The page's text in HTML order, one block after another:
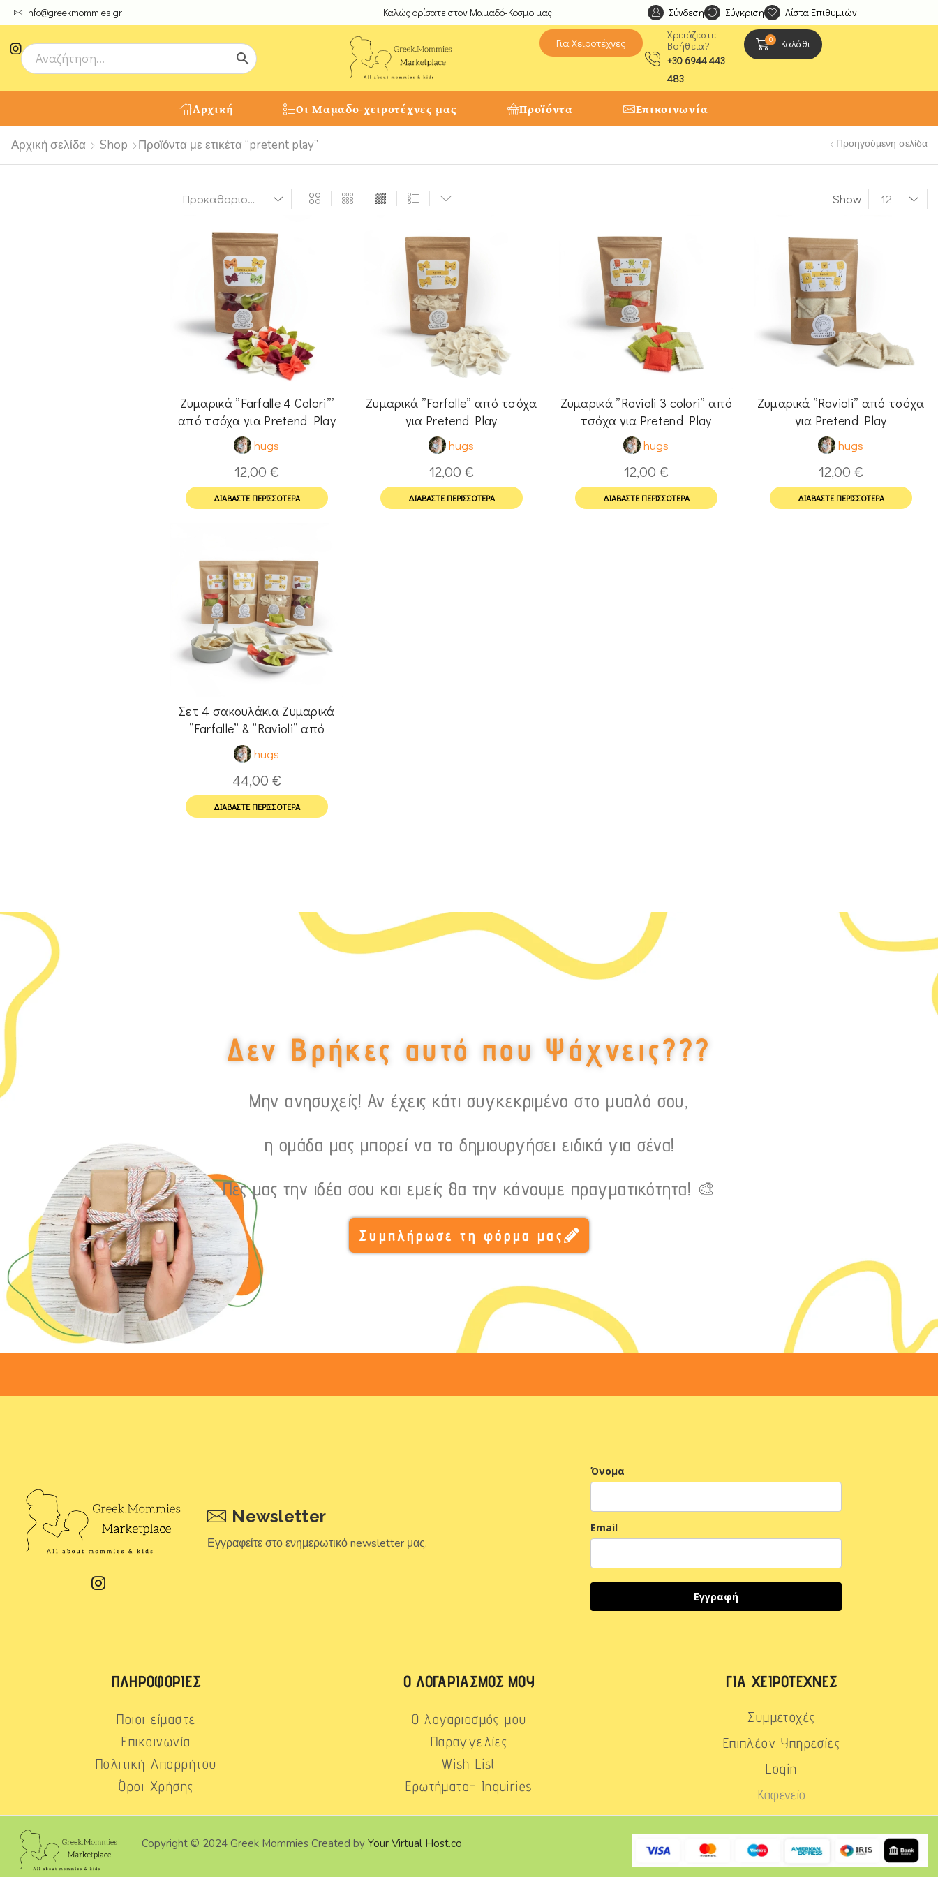
info@greekmommies.gr
μοναδικές δημιουργίες από τους Χειροτέχνες μας! Καλώς ορίσατε στον Μαμαδό-Κοσμο μας! Ανακαλύψτε μοναδικές δημιουργίες από τους
Σύνδεση Σύγκριση Λίστα Επιθυμιών
Για Χειροτέχνες
Χρειάζεστε
Βοήθεια?
+30 6944 443
483
0 Καλάθι
Αρχική Οι Μαμαδο-χειροτέχνες μας Προϊόντα Επικοινωνία
Αρχική σελίδα Shop Προϊόντα με ετικέτα “pretent play” Προηγούμενη σελίδα
Show
Ζυμαρικά ”Farfalle 4 Colori”’
από τσόχα για Pretend Play
hugs
12,00 €
ΔΙΑΒΆΣΤΕ ΠΕΡΙΣΣΌΤΕΡΑ
Ζυμαρικά ”Farfalle” από τσόχα
για Pretend Play
hugs
12,00 €
ΔΙΑΒΆΣΤΕ ΠΕΡΙΣΣΌΤΕΡΑ
Ζυμαρικά ”Ravioli 3 colori” από
τσόχα για Pretend Play
hugs
12,00 €
ΔΙΑΒΆΣΤΕ ΠΕΡΙΣΣΌΤΕΡΑ
Ζυμαρικά ”Ravioli” από τσόχα
για Pretend Play
hugs
12,00 €
ΔΙΑΒΆΣΤΕ ΠΕΡΙΣΣΌΤΕΡΑ
Σετ 4 σακουλάκια Ζυμαρικά
”Farfalle” & ”Ravioli” από
τσόχα για Pretend Play
hugs
44,00 €
ΔΙΑΒΆΣΤΕ ΠΕΡΙΣΣΌΤΕΡΑ
Δεν Βρήκες αυτό που Ψάχνεις???
Μην ανησυχείς! Αν έχεις κάτι συγκεκριμένο στο μυαλό σου,
η ομάδα μας μπορεί να το δημιουργήσει ειδικά για σένα!
Πες μας την ιδέα σου και εμείς θα την κάνουμε πραγματικότητα! 🎨
Συμπλήρωσε τη φόρμα μας
Newsletter
Εγγραφείτε στο ενημερωτικό newsletter μας.
Όνομα
Email
Εγγραφή
ΠΛΗΡΟΦΟΡΊΕΣ
Ποιοι είμαστε
Επικοινωνία
Πολιτική Απορρήτου
Όροι Χρήσης
Ο ΛΟΓΑΡΙΑΣΜΌΣ ΜΟΥ
Ο λογαριασμός μου
Παραγγελίες
Wish List
Ερωτήματα- Inquiries
ΓΙΑ ΧΕΙΡΟΤΈΧΝΕΣ
Συμμετοχές
Επιπλέον Υπηρεσίες
Login
Καφενείο
Copyright © 2024 Greek Mommies Created byYour Virtual Host.co